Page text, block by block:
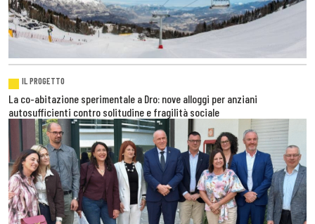
IL PROGETTO
La co-abitazione sperimentale a Dro: nove alloggi per anziani
autosufficienti contro solitudine e fragilità sociale